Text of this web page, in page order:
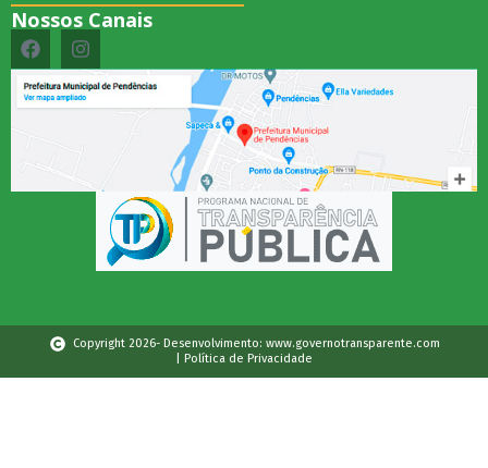
Nossos Canais
Copyright 2026- Desenvolvimento: www.governotransparente.com
| Política de Privacidade